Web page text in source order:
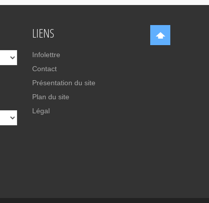
LIENS
Infolettre
Contact
Présentation du site
Plan du site
Légal